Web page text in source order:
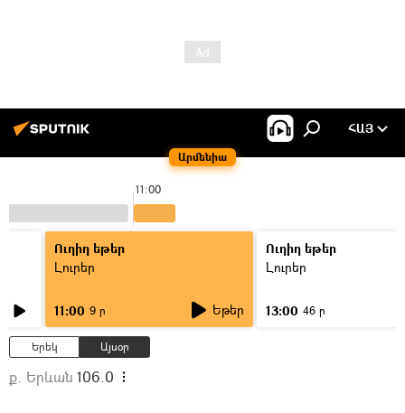
Արմենիա
ՀԱՅ
11:00
Ուղիղ եթեր
Լուրեր
11:00 9 ր Եթեր
Ուղիղ եթեր
Լուրեր
13:00 46 ր
Երեկ Այսօր
ք. Երևան 106.0